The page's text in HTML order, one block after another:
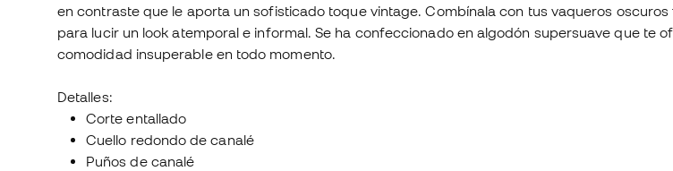
en contraste que le aporta un sofisticado toque vintage. Combínala con tus vaqueros oscuros
para lucir un look atemporal e informal. Se ha confeccionado en algodón supersuave que te
comodidad insuperable en todo momento.
Detalles:
Corte entallado
Cuello redondo de canalé
Puños de canalé